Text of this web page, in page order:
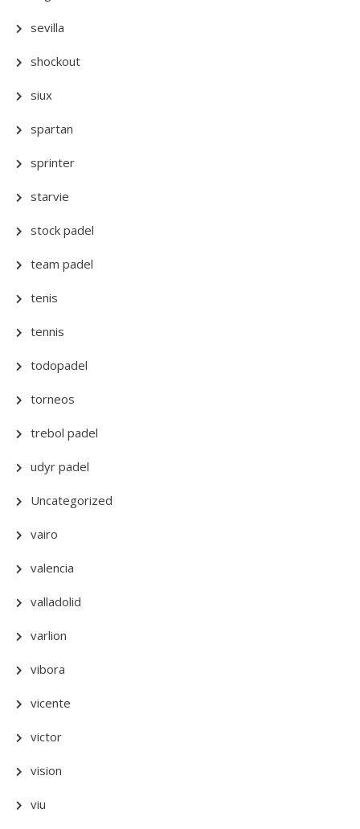
sevilla
shockout
siux
spartan
sprinter
starvie
stock padel
team padel
tenis
tennis
todopadel
torneos
trebol padel
udyr padel
Uncategorized
vairo
valencia
valladolid
varlion
vibora
vicente
victor
vision
viu